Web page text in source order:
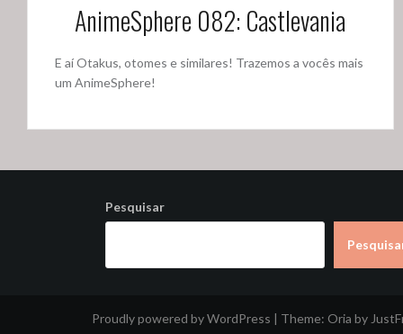
AnimeSphere 082: Castlevania
E aí Otakus, otomes e similares! Trazemos a vocês mais
um AnimeSphere!
Pesquisar
Proudly powered by WordPress | Theme: Oria by